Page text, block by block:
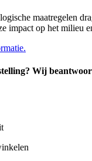
maatregelen
impact op het milieu
Wij